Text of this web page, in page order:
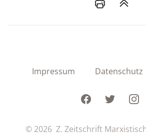
Impressum Datenschutz
FacebookTwitter
© 2026 Z. Zeitschrift